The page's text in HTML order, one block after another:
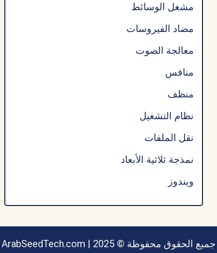
مشغل الوسائط
مضاد الفيروسات
معالجة الصوت
منافس
منظف
نظام التشغيل
نقل الملفات
نمذجة ثلاثية الأبعاد
ويندوز
جميع الحقوق محفوظة © ArabSeedTech.com | 2025